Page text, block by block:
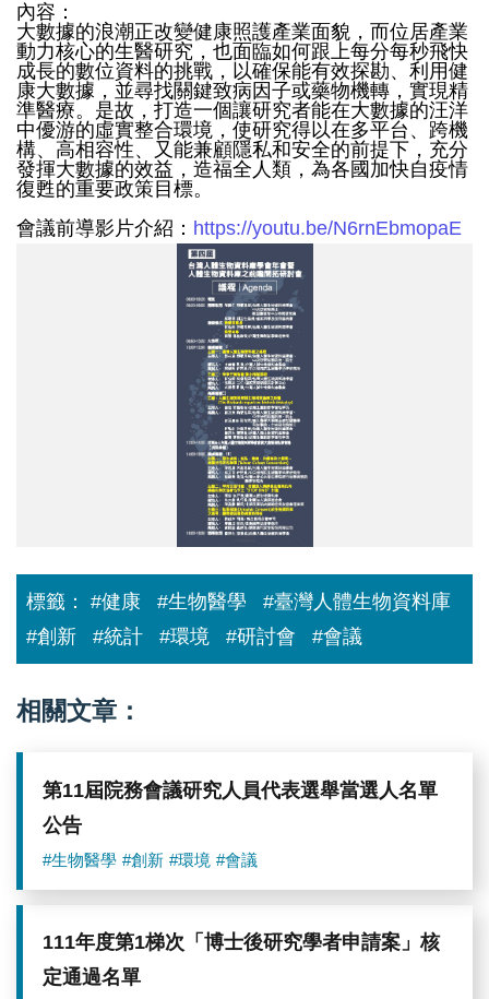
內容：
大數據的浪潮正改變健康照護產業面貌，而位居產業
動力核心的生醫研究，也面臨如何跟上每分每秒飛快
成長的數位資料的挑戰，以確保能有效探勘、利用健
康大數據，並尋找關鍵致病因子或藥物機轉，實現精
準醫療。是故，打造一個讓研究者能在大數據的汪洋
中優游的虛實整合環境，使研究得以在多平台、跨機
構、高相容性、又能兼顧隱私和安全的前提下，充分
發揮大數據的效益，造福全人類，為各國加快自疫情
復甦的重要政策目標。
會議前導影片介紹： https://youtu.be/N6rnEbmopaE
標籤： #健康 #生物醫學
#臺灣人體生物資料庫
#創新
#統計 #環境 #研討會 #會議
相關文章：
第11屆院務會議研究人員代表選舉當選人名單
公告
#生物醫學 #創新 #環境 #會議
111年度第1梯次「博士後研究學者申請案」核
定通過名單